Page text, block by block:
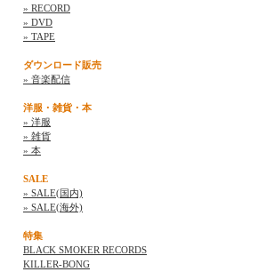
» RECORD
» DVD
» TAPE
ダウンロード販売
» 音楽配信
洋服・雑貨・本
» 洋服
» 雑貨
» 本
SALE
» SALE(国内)
» SALE(海外)
特集
BLACK SMOKER RECORDS
KILLER-BONG